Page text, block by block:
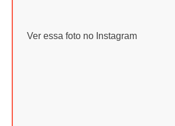
Ver essa foto no Instagram